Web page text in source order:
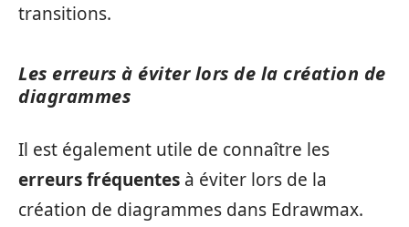
transitions.
Les erreurs à éviter lors de la création de
diagrammes
Il est également utile de connaître les
erreurs fréquentes à éviter lors de la
création de diagrammes dans Edrawmax.